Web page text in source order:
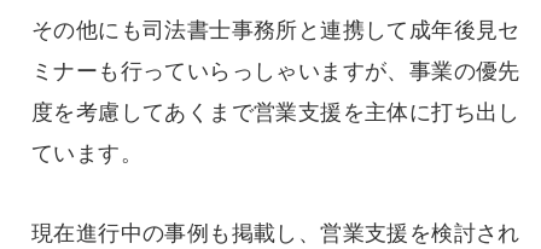
その他にも司法書士事務所と連携して成年後見セ
ミナーも行っていらっしゃいますが、事業の優先
度を考慮してあくまで営業支援を主体に打ち出し
ています。
現在進行中の事例も掲載し、営業支援を検討され